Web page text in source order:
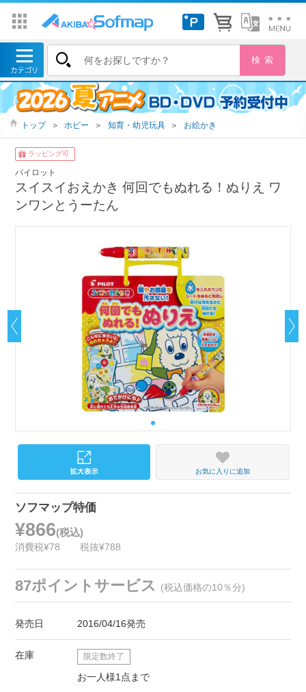
トップ ＞ ホビー ＞ 知育・幼児玩具 ＞ お絵かき
ラッピング可
パイロット
スイスイおえかき 何回でもぬれる！ぬりえ ワ
ンワンとうーたん
お気に入りに追加
ソフマップ特価
¥866(税込)
消費税¥78 税抜¥788
87ポイントサービス (税込価格の10％分)
発売日 2016/04/16発売
在庫 限定数終了
お一人様1点まで